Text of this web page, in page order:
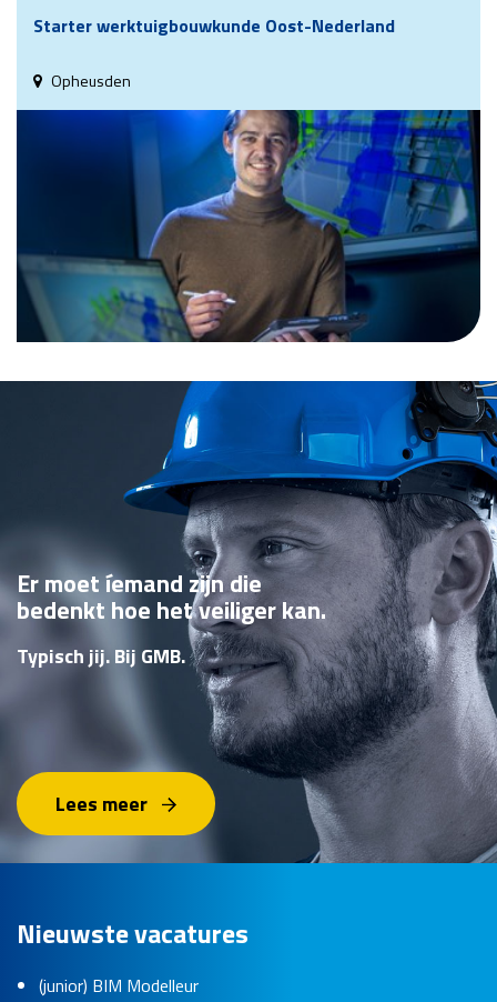
Starter werktuigbouwkunde Oost-Nederland
Opheusden
Er moet íemand zijn die
bedenkt hoe het veiliger kan.
Typisch jij. Bij GMB.
Lees meer
Nieuwste vacatures
(junior) BIM Modelleur